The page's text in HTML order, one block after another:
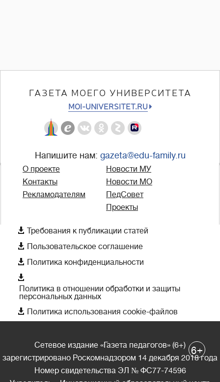
ГАЗЕТА МОЕГО УНИВЕРСИТЕТА
MOI-UNIVERSITET.RU
Напишите нам: gazeta@edu-family.ru
О проекте
Контакты
Рекламодателям
Новости МУ
Новости МО
ПедСовет
Проекты
 Требования к публикации статей
 Пользовательское соглашение
 Политика конфиденциальности

Политика в отношении обработки и защиты
персональных данных
 Политика использования cookie-файлов
Сетевое издание «Газета педагогов» (6+)
зарегистрировано Роскомнадзором 14 декабря 2018 года
Номер свидетельства ЭЛ № ФС77-74596
6+